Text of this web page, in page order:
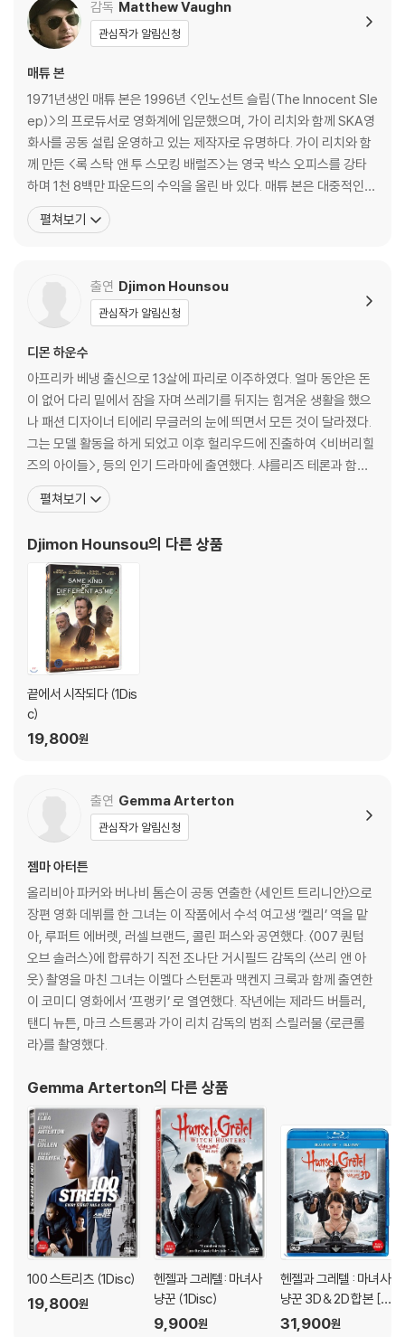
역시 많은 영화 팬들이 고대하고 기다려 왔다.
최초의 킹스맨 Vs. 광기의 사제 ‘라스푸틴’과 비밀 조직
역사적 인물들의 생생한 비하인드 스토리
극한의 적에 맞서 싸우는 ‘킹스맨’의 첫 번째 미션!
[킹스맨: 퍼스트 에이전트]는 전설적인 스파이 조직 ‘킹스맨’의 탄생과 깊
이 관련된 최초의 독립 정보기관의 정체와 한 국가를 넘어 전 세계를 위협
하는 참혹한 전쟁을 막기 위해 나서는 이들의 위대한 첫 번째 임무를 그리
전 시리즈에서 보지 못했던 완전히 새로운 캐릭터들이 등장해 신선함을 더
한다. 또한 정부의 손길이 미치지 않는 곳에서 은밀한 계획을 꾸미는 악의
근원을 뿌리뽑기 위해 행동에 나서는 모습은 [킹스맨] 시리즈 전편의 특정
장면들을 연상시키기도 해 특별한 경험을 선사한다.
[킹스맨] 시리즈는 매 작품마다 예측을 벗어나는 새로운 유형의 빌런을 선
보여 선과 악 캐릭터 모두 큰 사랑을 받아왔다. [킹스맨: 시크릿 에이전트]
에서는 ‘발렌타인’(사무엘 L. 잭슨)과 그의 수하 ‘가젤’(소피아 부텔라)이,
[킹스맨: 골든 서클]에서는 ‘포피’(줄리안 무어)가 기존 스파이 영화에서
을 가감 없이 보여주었다.
이번 작품에서는 수많은 역사적 인물들을 모티브로 매튜 본 감독만의 유니
크한 상상이 더해져 완성된 특별한 빌런 캐릭터들이 등장해 궁금증을 자극
한다. 먼저 광기의 사제 ‘라스푸틴’(리스 이판)은 독특한 비주얼과 기묘한
행동으로 거대한 아우라를 뿜어내며 등장과 동시에 시선을 압도한다. 미스
터리한 능력으로 사람의 마음을 홀리는 그는 러시아 황실을 손아귀에 넣었
을 뿐만 아니라 전 세계를 위협하는 전쟁을 종용하는 등 예측 불가한 행보
를 이어가며 스토리에 긴장감을 불어넣는다. 라스푸틴의 배후이자 베일에
가려진 거대 빌런 집단 ‘플록’은 [킹스맨: 퍼스트 에이전트]만의 방대한 스
토리를 더욱 확장시킨다.
파격적인 설정을 더해 놀라움을 선사한다.
액션에 충실한 블록버스터 [킹스맨]의 새로운 진화!
[킹스맨: 퍼스트 에이전트]는 [킹스맨] 시리즈의 시그니처로 손꼽히는 독
창적인 액션은 물론 시대를 반영한 스페셜 가젯, 그리고 극강의 몰입감을
선사하는 스펙터클한 스케일까지 모두 담아내며 순수한 액션 블록버스터
로서 최고 퀄리티 작품임을 입증한다.
[킹스맨: 시크릿 에이전트]의 숨 막히는 교회 액션 장면부터 [킹스맨: 골든
서클]의 자동차 추격 장면까지 [킹스맨] 시리즈는 항상 화려하면서도 예
트] 역시 관객들의 취향을 완벽하게 저격할 독창적인 액션 시퀀스로 가득
해 시리즈의 성공적인 귀환을 알린다.
먼저 광기의 사제 ‘라스푸틴’이 선보이는 발레 스핀 액션은 독특한 카리스
마를 뽐내며 캐릭터의 특성을 완벽하게 살린 것은 물론, 마치 발레 동작을
연상시키는 액션 디자인으로 단번에 시선을 집중시킨다. 여기에 예상치 못
한 클래식 음악까지 흘러나오며 ‘킹스맨’스러운 액션으로 관객들의 눈과
귀를 사로잡는다.
매튜 본 감독은 “색다른 스타일의 액션이면서도 현실감이 느껴지도록 하
고 싶었다”면서 “러시아 춤을 찾아봤는데 굉장히 인상적이었다. 그중, 코
사크 춤 스타일이 가라테와 비슷했다. 아주 매혹적이라고 생각했다”면서
사정상 변경, 추가 또는 삭제 될 수 있습니다.
감독 Matthew Vaughn
관심작가 알림신청
매튜 본
1971년생인 매튜 본은 1996년 <인노선트 슬립(The Innocent Sle
ep)>의 프로듀서로 영화계에 입문했으며, 가이 리치와 함께 SKA영
화사를 공동 설립 운영하고 있는 제작자로 유명하다. 가이 리치와 함
께 만든 <록 스탁 앤 투 스모킹 배럴즈>는 영국 박스 오피스를 강타
하며 1천 8백만 파운드의 수익을 올린 바 있다. 매튜 본은 대중적인
영화를 제작하면서도 주제나 소재는 다양한 스펙트럼을 다룬다는 평
을 듣고 있으며, 영화 <레이어 케이크>는 그의 장편 연출 데뷔작이
펼쳐보기
출연 Djimon Hounsou
관심작가 알림신청
디몬 하운수
아프리카 베냉 출신으로 13살에 파리로 이주하였다. 얼마 동안은 돈
이 없어 다리 밑에서 잠을 자며 쓰레기를 뒤지는 힘겨운 생활을 했으
나 패션 디자이너 티에리 무글러의 눈에 띄면서 모든 것이 달라졌다.
그는 모델 활동을 하게 되었고 이후 헐리우드에 진출하여 <비버리힐
즈의 아이들>, 등의 인기 드라마에 출연했다. 샤를리즈 테론과 함께
아프리카 출신으로 오스카에 노미네이트 된 최초의 배우라는 이름을
남긴 그는 영화에서 주로 정열적인 아프리카 인을 연기하며 <아미스
상자> 등에 출연했다. 그는 데이비드 핀처가 감
펼쳐보기
Djimon Hounsou의 다른 상품
끝에서 시작되다 (1Dis
c)
19,800원
출연 Gemma Arterton
관심작가 알림신청
젬마 아터튼
올리비아 파커와 버나비 톰슨이 공동 연출한 〈세인트 트리니안〉으로
장편 영화 데뷔를 한 그녀는 이 작품에서 수석 여고생 ‘켈리’ 역을 맡
아, 루퍼트 에버렛, 러셀 브랜드, 콜린 퍼스와 공연했다. 〈007 퀀텀
오브 솔러스〉에 합류하기 직전 조나단 거시필드 감독의 〈쓰리 앤 아
웃〉 촬영을 마친 그녀는 이멜다 스턴톤과 맥켄지 크룩과 함께 출연한
이 코미디 영화에서 ‘프랭키’ 로 열연했다. 작년에는 제라드 버틀러,
탠디 뉴튼, 마크 스트롱과 가이 리치 감독의 범죄 스릴러물 〈로큰롤
라〉를 촬영했다.
Gemma Arterton의 다른 상품
100 스트리츠 (1Disc)
19,800원
헨젤과 그레텔: 마녀사
냥꾼 (1Disc)
9,900원
헨젤과 그레텔 : 마녀사
냥꾼 3D & 2D 합본 [일
반판] : 블루레이(2Dis
31,900원